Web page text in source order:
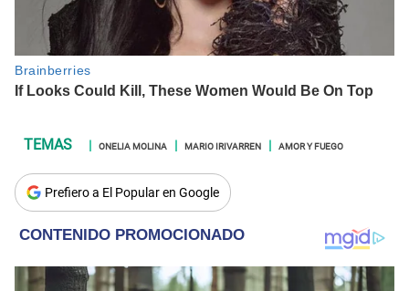
ONELIA MOLINA MARIO IRIVARREN AMOR Y FUEGO
Prefiero a El Popular en Google